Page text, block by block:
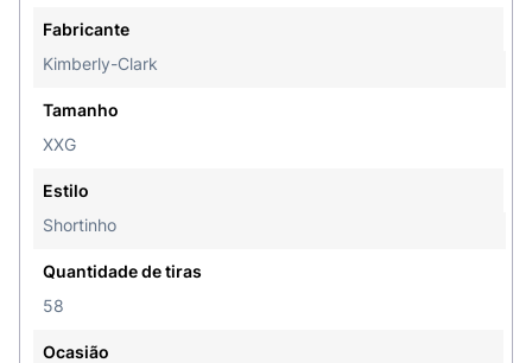
Fabricante
Kimberly-Clark
Tamanho
XXG
Estilo
Shortinho
Quantidade de tiras
58
Ocasião